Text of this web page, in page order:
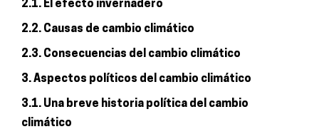
2.1. El efecto invernadero
2.2. Causas de cambio climático
2.3. Consecuencias del cambio climático
3. Aspectos políticos del cambio climático
3.1. Una breve historia política del cambio
climático